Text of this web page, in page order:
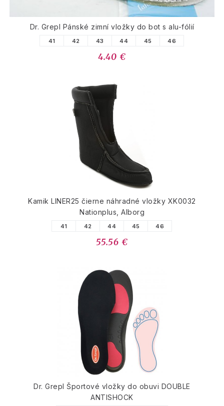
Dr. Grepl Pánské zimní vložky do bot s alu-fólií
41 42 43 44 45 46
4.40 €
Kamik LINER25 čierne náhradné vložky XK0032
Nationplus, Alborg
41 42 44 45 46
55.56 €
Dr. Grepl Športové vložky do obuvi DOUBLE
ANTISHOCK